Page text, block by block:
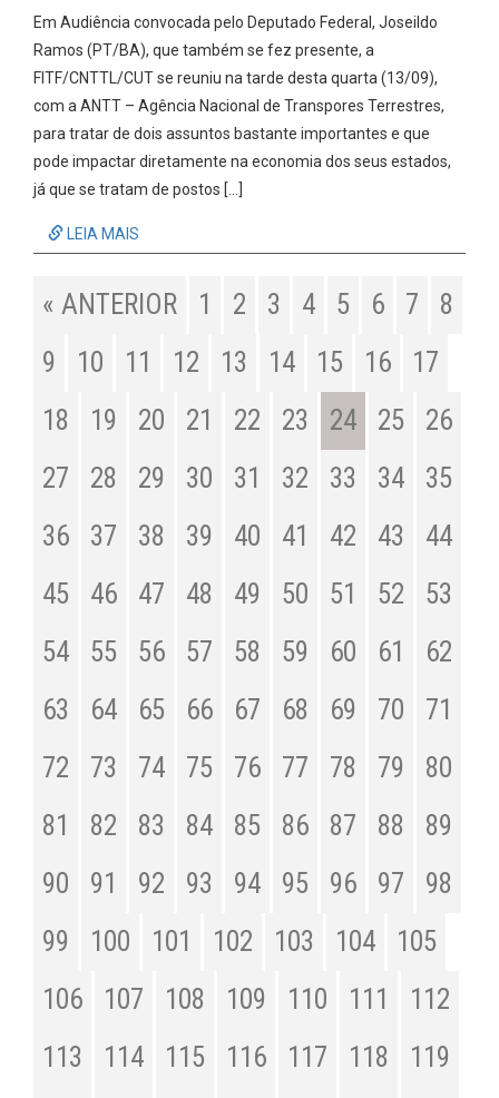
Em Audiência convocada pelo Deputado Federal, Joseildo
Ramos (PT/BA), que também se fez presente, a
FITF/CNTTL/CUT se reuniu na tarde desta quarta (13/09),
com a ANTT – Agência Nacional de Transpores Terrestres,
para tratar de dois assuntos bastante importantes e que
pode impactar diretamente na economia dos seus estados,
já que se tratam de postos […]
LEIA MAIS
« ANTERIOR 1 2 3 4 5 6 7
8
9
10 11 12 13 14 15 16
17
18
19 20 21 22 23 24 25
26
27
28 29 30 31 32 33 34
35
36
37 38 39 40 41 42 43
44
45
46 47 48 49 50 51 52
53
54
55 56 57 58 59 60 61
62
63
64 65 66 67 68 69 70
71
72
73 74 75 76 77 78 79
80
81
82 83 84 85 86 87 88
89
90
91 92 93 94 95 96 97
98
99
100 101 102 103 104
105
106
107 108 109 110 111
112
113
114 115 116 117 118
119